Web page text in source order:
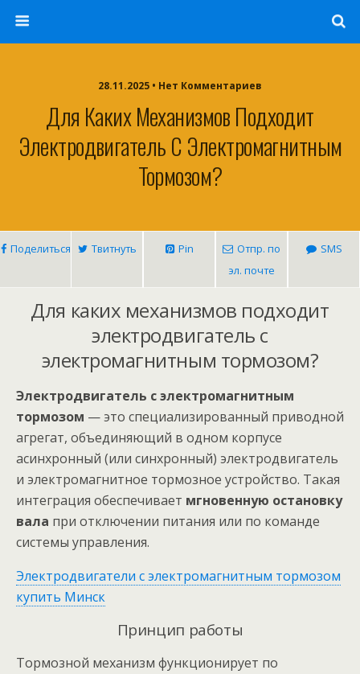
28.11.2025 • Нет Комментариев
Для Каких Механизмов Подходит
Электродвигатель С Электромагнитным
Тормозом?
Поделиться Твитнуть Pin
Отпр. по
эл. почте
SMS
Для каких механизмов подходит
электродвигатель с
электромагнитным тормозом?
Электродвигатель с электромагнитным
тормозом — это специализированный приводной
агрегат, объединяющий в одном корпусе
асинхронный (или синхронный) электродвигатель
и электромагнитное тормозное устройство. Такая
интеграция обеспечивает мгновенную остановку
вала при отключении питания или по команде
системы управления.
Электродвигатели с электромагнитным тормозом
купить Минск
Принцип работы
Тормозной механизм функционирует по